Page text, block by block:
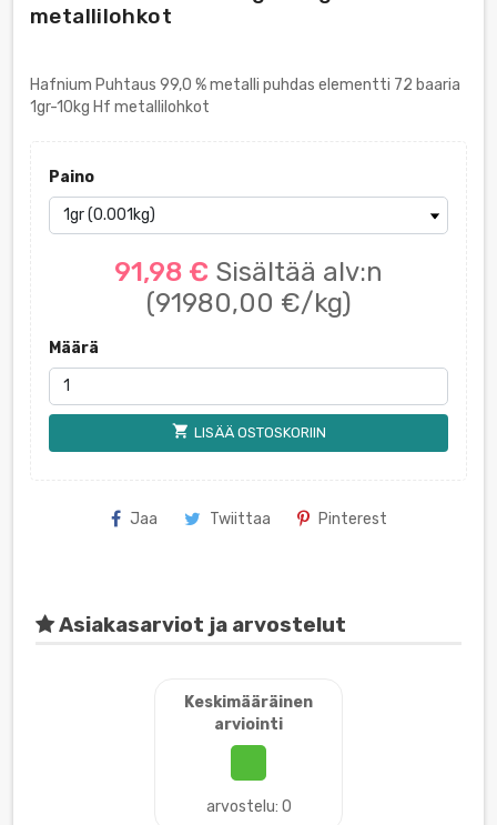
metallilohkot
Hafnium Puhtaus 99,0 % metalli puhdas elementti 72 baaria
1gr-10kg Hf metallilohkot
Paino
91,98 € Sisältää alv:n
(91980,00 €/kg)
Määrä
shopping_cart LISÄÄ OSTOSKORIIN
Jaa Twiittaa Pinterest
Asiakasarviot ja arvostelut
Keskimääräinen
arviointi
arvostelu: 0